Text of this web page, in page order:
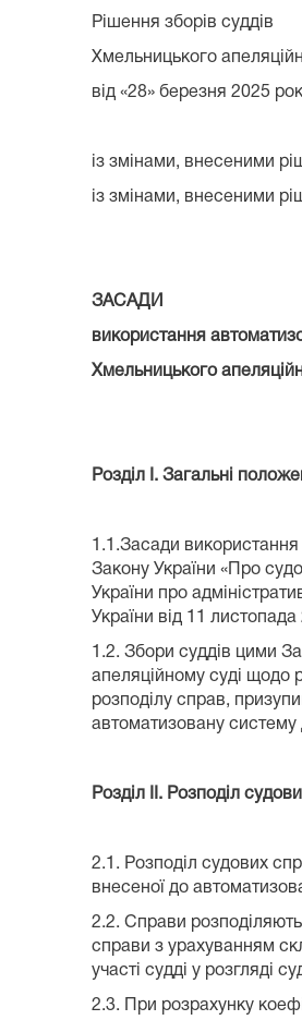
Рішення зборів суддів
Хмельницького
від «28» березня 2025
із змінами, внесеними
із змінами, внесеними
ЗАСАДИ
використання
Хмельницького
Розділ . Загальні
1.1.Засади використання
Закону України «Про
України про
України від 11
1.2. Збори суддів цими
апеляційному суді щодо
розподілу справ,
автоматизовану систему
Розділ ІІ. Розподіл
2.1. Розподіл судових
внесеної до
2.2. Справи
справи з урахуванням
участі судді у розгляді
2.3. При розрахунку